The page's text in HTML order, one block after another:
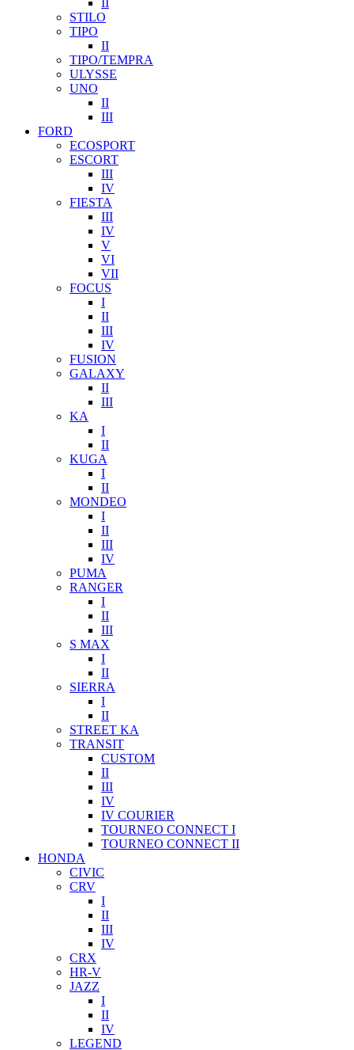
STILO
TIPO
II
TIPO/TEMPRA
ULYSSE
UNO
II
III
FORD
ECOSPORT
ESCORT
III
IV
FIESTA
III
IV
V
VI
VII
FOCUS
I
II
III
IV
FUSION
GALAXY
II
III
KA
I
II
KUGA
I
II
MONDEO
I
II
III
IV
PUMA
RANGER
I
II
III
S MAX
I
II
SIERRA
I
II
STREET KA
TRANSIT
CUSTOM
II
III
IV
IV COURIER
TOURNEO CONNECT I
TOURNEO CONNECT II
HONDA
CIVIC
CRV
I
II
III
IV
CRX
HR-V
JAZZ
I
II
IV
LEGEND